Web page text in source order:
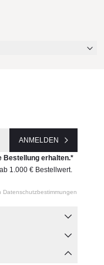
ganz in Ruhe in
ANMELDEN
Bestellung erhalten.*
1.000 € Bestellwert.
Datenschutzbestimmungen